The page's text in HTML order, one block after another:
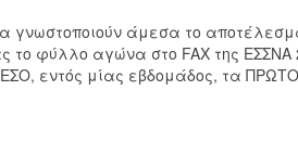
γνωστοποιούν άμεσα το
το φύλλο αγώνα στο FAX της ΕΣΣΝΑ
ΕΣΟ, εντός μίας εβδομάδος, τα